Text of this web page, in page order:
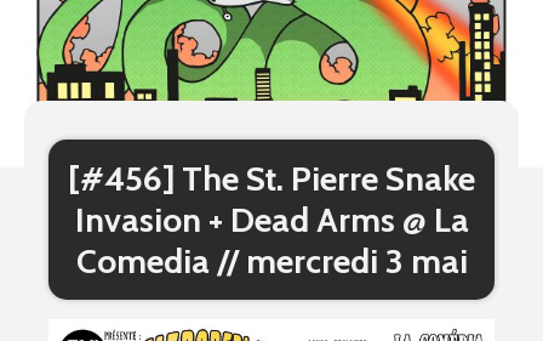
[#456] The St. Pierre Snake
Invasion + Dead Arms @ La
Comedia // mercredi 3 mai